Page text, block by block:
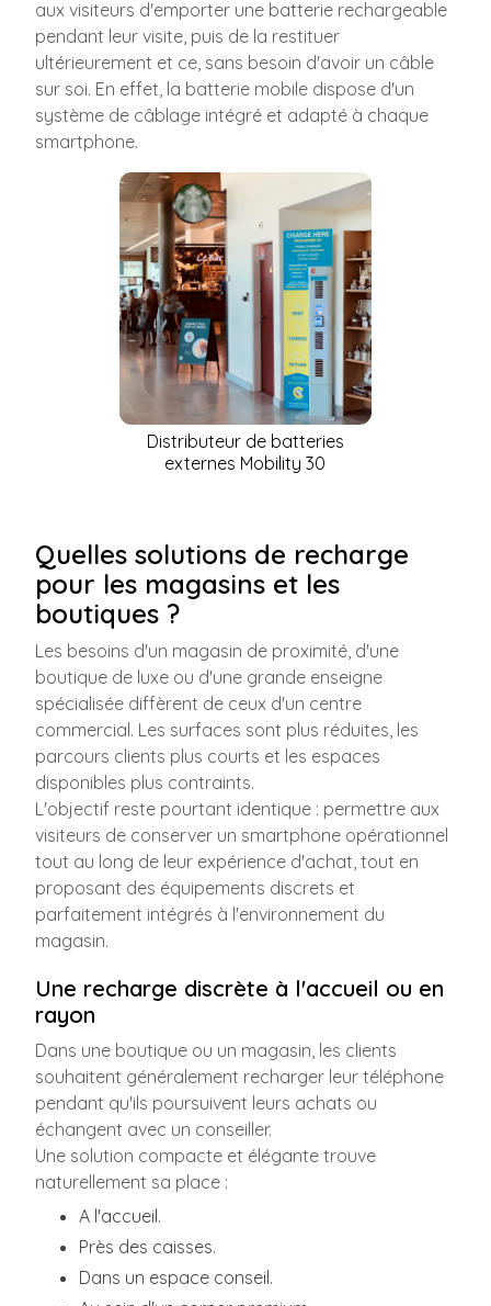
aux visiteurs d'emporter une batterie rechargeable
pendant leur visite, puis de la restituer
ultérieurement et ce, sans besoin d'avoir un câble
sur soi. En effet, la batterie mobile dispose d'un
système de câblage intégré et adapté à chaque
smartphone.
Distributeur de batteries
externes Mobility 30
Quelles solutions de recharge
pour les magasins et les
boutiques ?
Les besoins d'un magasin de proximité, d'une
boutique de luxe ou d'une grande enseigne
spécialisée diffèrent de ceux d'un centre
commercial. Les surfaces sont plus réduites, les
parcours clients plus courts et les espaces
disponibles plus contraints.
L'objectif reste pourtant identique : permettre aux
visiteurs de conserver un smartphone opérationnel
tout au long de leur expérience d'achat, tout en
proposant des équipements discrets et
parfaitement intégrés à l'environnement du
magasin.
Une recharge discrète à l'accueil ou en
rayon
Dans une boutique ou un magasin, les clients
souhaitent généralement recharger leur téléphone
pendant qu'ils poursuivent leurs achats ou
échangent avec un conseiller.
Une solution compacte et élégante trouve
naturellement sa place :
A l'accueil.
Près des caisses.
Dans un espace conseil.